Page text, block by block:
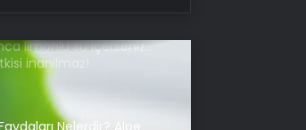
Nelerdir? Aloe
Ve Bitkisi Ne İşe Yarar,